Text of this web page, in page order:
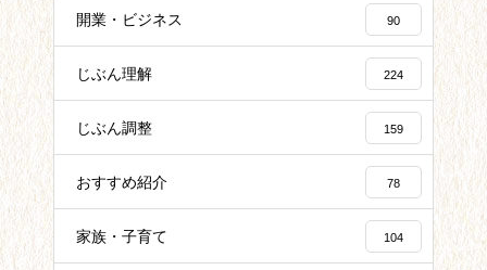
開業・ビジネス 90
じぶん理解 224
じぶん調整 159
おすすめ紹介 78
家族・子育て 104